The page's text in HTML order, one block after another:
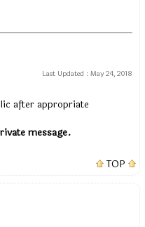
Last Updated : May 24, 2018
after appropriate
message.
TOP